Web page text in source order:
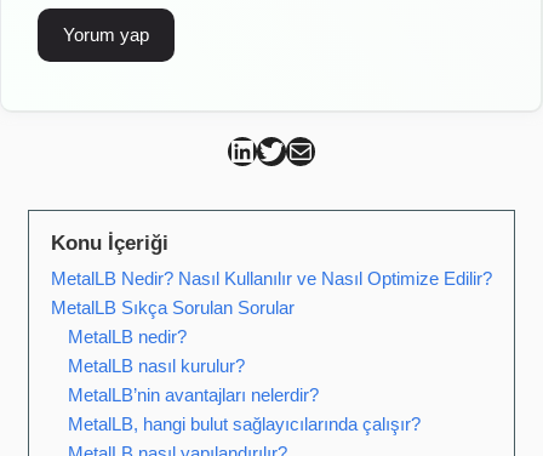
Can Kütahya Linkedin
Can Kütahya Twitter
Can Kütahya Mail
Konu İçeriği
MetalLB Nedir? Nasıl Kullanılır ve Nasıl Optimize Edilir?
MetalLB Sıkça Sorulan Sorular
MetalLB nedir?
MetalLB nasıl kurulur?
MetalLB’nin avantajları nelerdir?
MetalLB, hangi bulut sağlayıcılarında çalışır?